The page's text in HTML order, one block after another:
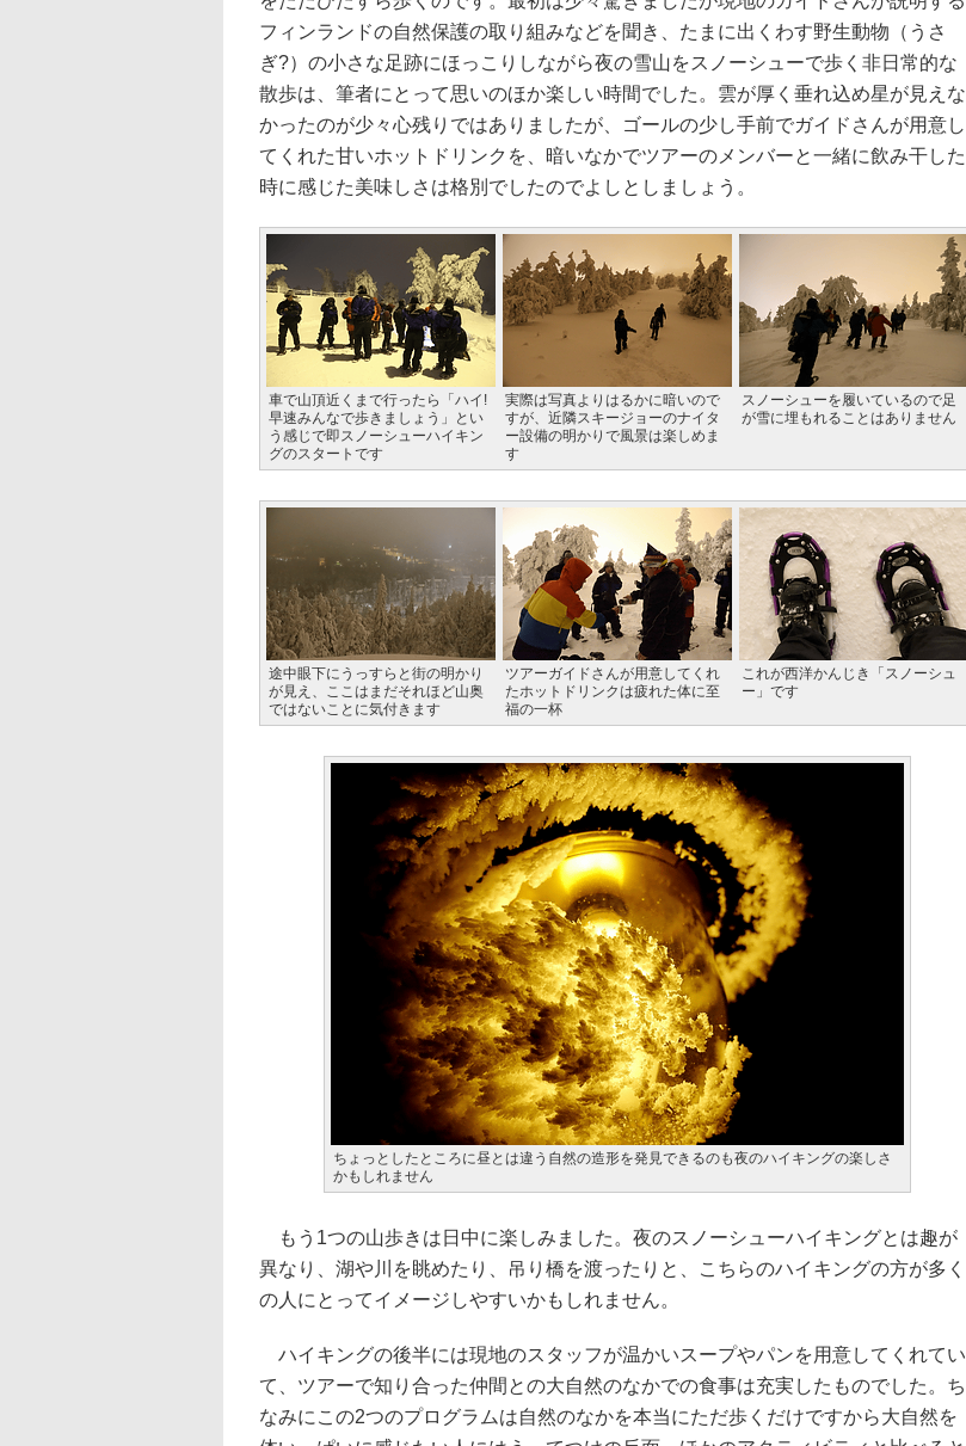
フィンランドの自然保護の取り組みなどを聞き、たまに出くわす野生動物（うさ
ぎ?）の小さな足跡にほっこりしながら夜の雪山をスノーシューで歩く非日常的な
散歩は、筆者にとって思いのほか楽しい時間でした。雲が厚く垂れ込め星が見えな
かったのが少々心残りではありましたが、ゴールの少し手前でガイドさんが用意し
てくれた甘いホットドリンクを、暗いなかでツアーのメンバーと一緒に飲み干した
時に感じた美味しさは格別でしたのでよしとしましょう。
車で山頂近くまで行ったら「ハイ!
早速みんなで歩きましょう」とい
う感じで即スノーシューハイキン
グのスタートです
実際は写真よりはるかに暗いので
すが、近隣スキージョーのナイタ
ー設備の明かりで風景は楽しめま
す
スノーシューを履いているので足
が雪に埋もれることはありません
途中眼下にうっすらと街の明かり
が見え、ここはまだそれほど山奥
ではないことに気付きます
ツアーガイドさんが用意してくれ
たホットドリンクは疲れた体に至
福の一杯
これが西洋かんじき「スノーシュ
ー」です
ちょっとしたところに昼とは違う自然の造形を発見できるのも夜のハイキングの楽しさ
かもしれません
もう1つの山歩きは日中に楽しみました。夜のスノーシューハイキングとは趣が
異なり、湖や川を眺めたり、吊り橋を渡ったりと、こちらのハイキングの方が多く
の人にとってイメージしやすいかもしれません。
ハイキングの後半には現地のスタッフが温かいスープやパンを用意してくれてい
て、ツアーで知り合った仲間との大自然のなかでの食事は充実したものでした。ち
なみにこの2つのプログラムは自然のなかを本当にただ歩くだけですから大自然を